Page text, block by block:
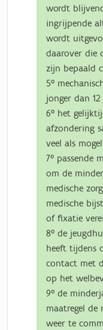
wordt
ingrijpende
wordt
daarover die
zijn bepaald
5°
jonger dan
6° het
afzondering
veel als
7° passende
om de
medische
medische
of fixatie
8° de
heeft tijdens
contact met
op het
9° de
maatregel de
weer te